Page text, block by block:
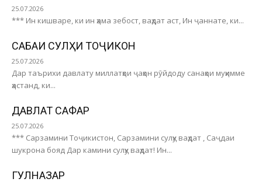
25.07.2026
*** Ин кишваре, ки ин ҳама зебост, ваҳдат аст, Ин ҷаннате, ки...
САБАҚИ СУЛҲИ ТОҶИКОН
25.07.2026
Дар таърихи давлату миллатҳои ҷаҳон рӯйдоду санаҳои муҳимме
ҳастанд, ки...
ДАВЛАТ САФАР
25.07.2026
*** Сарзамини Тоҷикистон, Сарзамини сулҳу ваҳдат , Саҷдаи
шукрона бояд Дар камини сулҳу ваҳдат! Ин...
ГУЛНАЗАР